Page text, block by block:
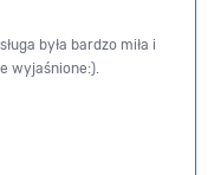
była bardzo miła i
wyjaśnione:).